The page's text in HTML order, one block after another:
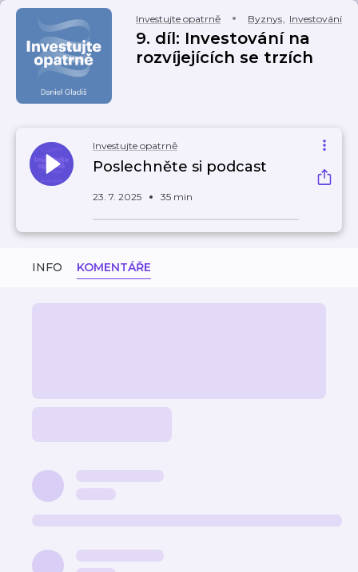
Investujte opatrně Byznys, Investování
9. díl: Investování na
rozvíjejících se trzích
Investujte opatrně
Poslechněte si podcast
23. 7. 2025 35 min
INFO KOMENTÁŘE